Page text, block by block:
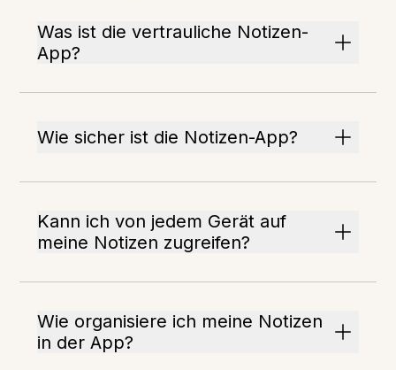
Was ist die vertrauliche Notizen-
App?
Wie sicher ist die Notizen-App?
Kann ich von jedem Gerät auf
meine Notizen zugreifen?
Wie organisiere ich meine Notizen
in der App?